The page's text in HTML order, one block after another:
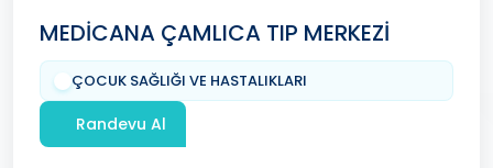
MEDİCANA ÇAMLICA TIP MERKEZİ
ÇOCUK SAĞLIĞI VE HASTALIKLARI
Randevu Al